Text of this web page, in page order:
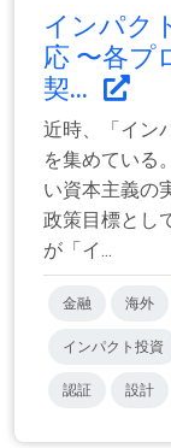
インパク
応 〜各プ
契...
近時、「イン
を集めている
い資本主義の
政策目標とし
が「イ...
金融 海外
インパクト投資
認証 設計